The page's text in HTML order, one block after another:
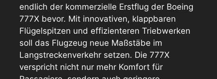
endlich der kommerzielle Erstflug der Boeing
777X bevor. Mit innovativen, klappbaren
Flügelspitzen und effizienteren Triebwerken
soll das Flugzeug neue Maßstäbe im
Langstreckenverkehr setzen. Die 777X
verspricht nicht nur mehr Komfort für